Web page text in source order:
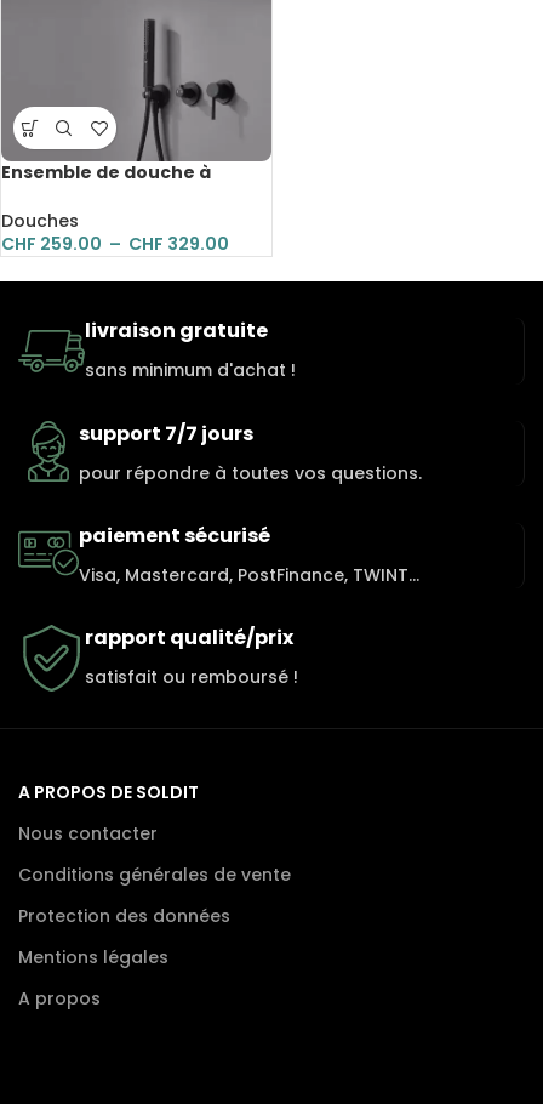
Ensemble de douche à
douche, en laiton noir
Douches
CHF 259.00 – CHF 329.00
livraison gratuite
sans minimum d'achat !
support 7/7 jours
pour répondre à toutes vos questions.
paiement sécurisé
Visa, Mastercard, PostFinance, TWINT...
rapport qualité/prix
satisfait ou remboursé !
A PROPOS DE SOLDIT
Nous contacter
Conditions générales de vente
Protection des données
Mentions légales
A propos